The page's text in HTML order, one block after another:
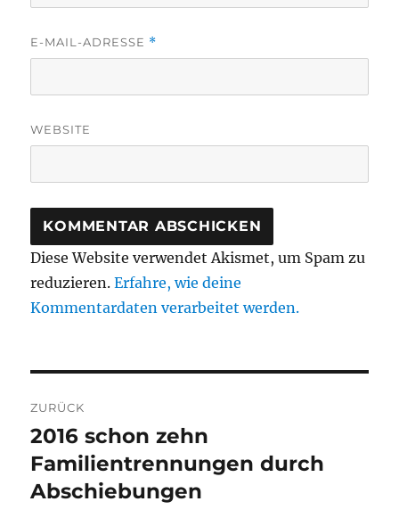
E-MAIL-ADRESSE *
WEBSITE
Diese Website verwendet Akismet, um Spam zu
reduzieren.Erfahre, wie deine
Kommentardaten verarbeitet werden.
ZURÜCK
Vorheriger
Beitrag:
2016 schon zehn
Familientrennungen durch
Abschiebungen